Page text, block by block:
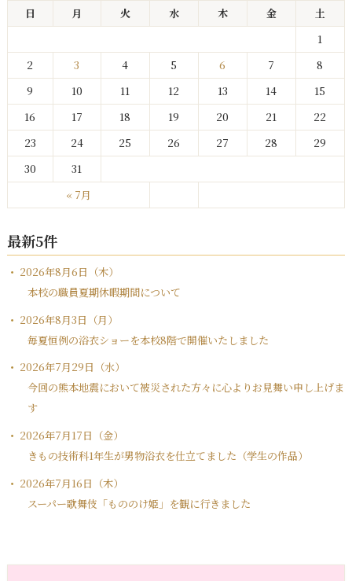
日 月 火 水 木 金 土
« 7月
1
2
3 4 5 6 7
8
9
10 11 12 13 14
15
16
17 18 19 20 21
22
23
24 25 26 27 28
29
30
31
最新5件
2026年8月6日（木）
本校の職員夏期休暇期間について
2026年8月3日（月）
毎夏恒例の浴衣ショーを本校8階で開催いたしました
2026年7月29日（水）
今回の熊本地震において被災された方々に心よりお見舞い申し上げま
す
2026年7月17日（金）
きもの技術科1年生が男物浴衣を仕立てました（学生の作品）
2026年7月16日（木）
スーパー歌舞伎「もののけ姫」を観に行きました